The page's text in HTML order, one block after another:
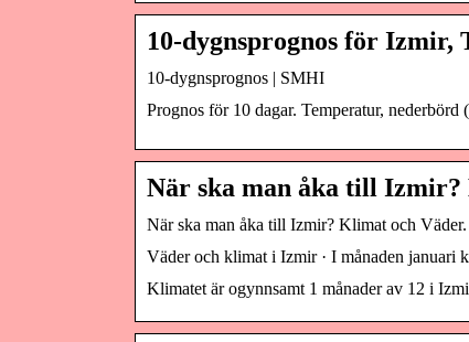
10-dygnsprognos för
10-dygnsprognos | SMHI
Prognos för 10 dagar. Temperatur,
När ska man åka till
När ska man åka till Izmir? Klimat och
Väder och klimat i Izmir · I månaden januari
Klimatet är ogynnsamt 1 månader av 12 i